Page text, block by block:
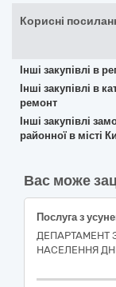
Корисні
Інші закупівлі в
Інші закупівлі в
ремонт
Інші закупівлі
районної в місті
Вас може
ДЕПАРТАМЕНТ
НАСЕЛЕННЯ